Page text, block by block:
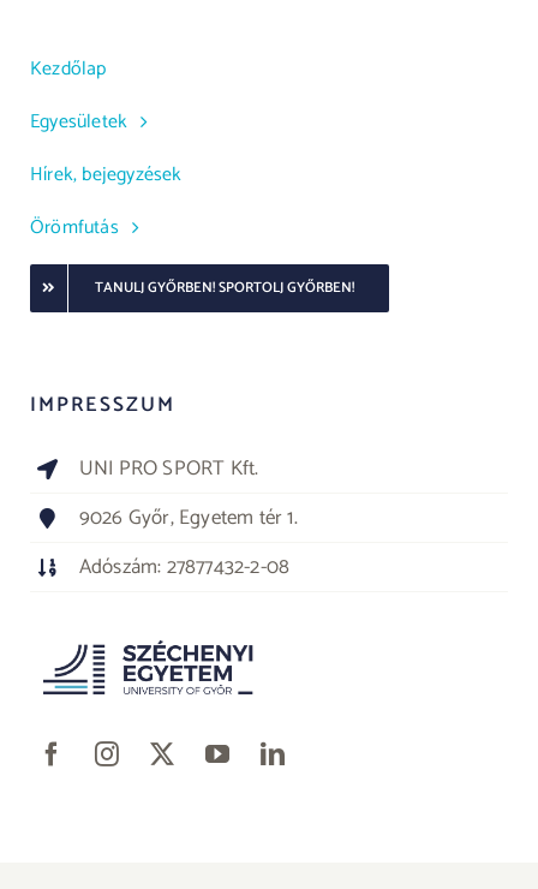
Kezdőlap
Egyesületek
Hírek, bejegyzések
Örömfutás
TANULJ GYŐRBEN! SPORTOLJ GYŐRBEN!
IMPRESSZUM
UNI PRO SPORT Kft.
9026 Győr, Egyetem tér 1.
Adószám: 27877432-2-08